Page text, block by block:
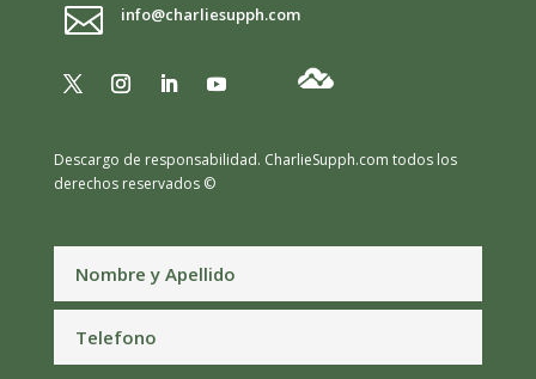
 info@charliesupph.com
Descargo de responsabilidad. CharlieSupph.com todos los
derechos reservados ©